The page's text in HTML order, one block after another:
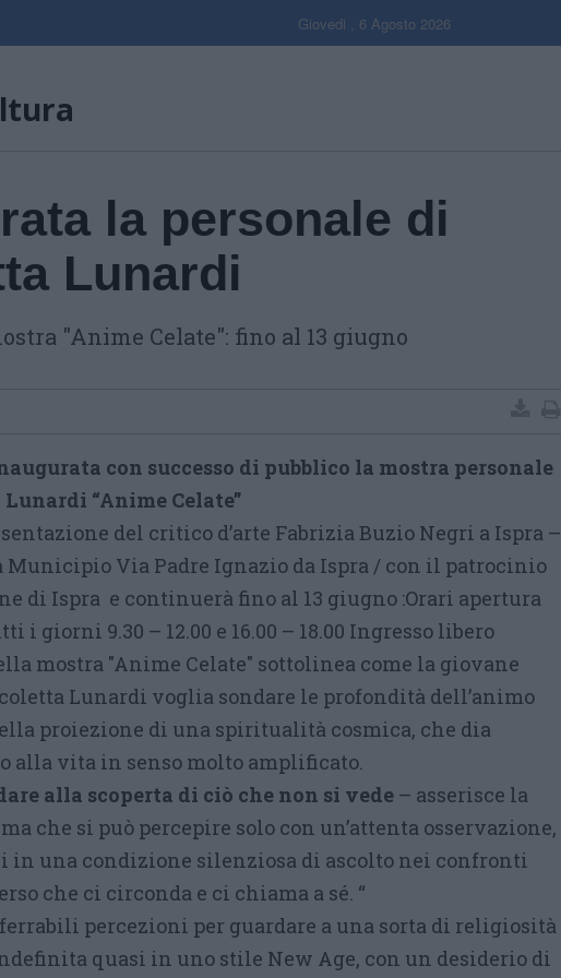
Giovedi , 6 Agosto 2026
la personale di
Lunardi
"Anime Celate": fino al 13 giugno
con successo di pubblico la mostra personale
“Anime Celate”
del critico d’arte Fabrizia Buzio Negri a Ispra –
Municipio Via Padre Ignazio da Ispra / con il patrocinio
di Ispra e continuerà fino al 13 giugno :Orari apertura
i giorni 9.30 – 12.00 e 16.00 – 18.00 Ingresso libero
mostra "Anime Celate" sottolinea come la giovane
Lunardi voglia sondare le profondità dell’animo
proiezione di una spiritualità cosmica, che dia
alla vita in senso molto amplificato.
alla scoperta di ciò che non si vede – asserisce la
che si può percepire solo con un’attenta osservazione,
in una condizione silenziosa di ascolto nei confronti
che ci circonda e ci chiama a sé. “
percezioni per guardare a una sorta di religiosità
quasi in uno stile New Age, con un desiderio di